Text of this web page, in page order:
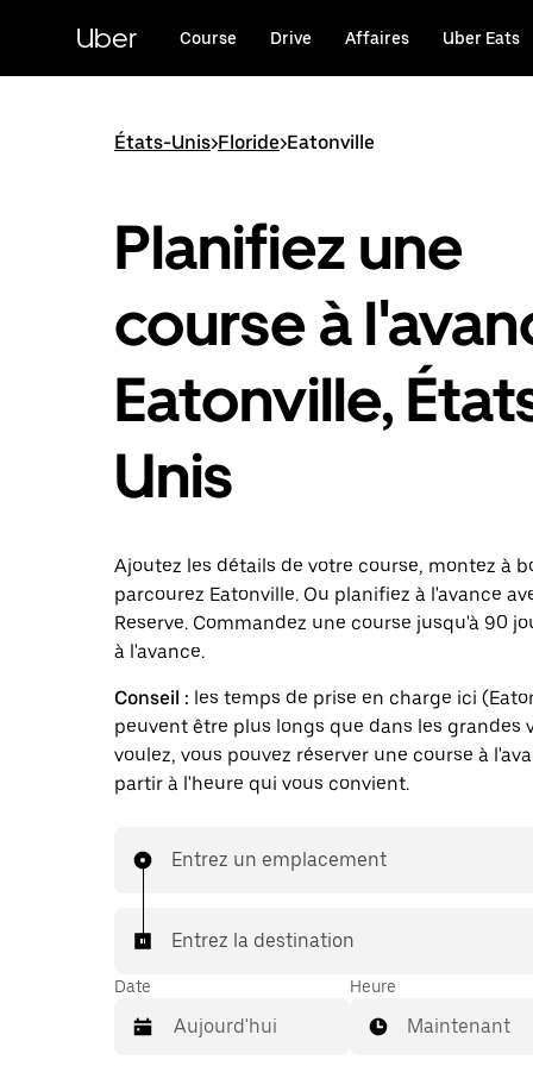
principal
Uber Course Drive Affaires Uber Eats
États-Unis>Floride>Eatonville
Planifiez une
course à
Eatonville,
Unis
Ajoutez les détails de votre course, montez à
parcourez Eatonville. Ou planifiez à l'avance
Reserve. Commandez une course jusqu'à 90
à l'avance.
Conseil : les temps de prise en charge ici
peuvent être plus longs que dans les grandes
voulez, vous pouvez réserver une course à
partir à l'heure qui vous convient.
Entrez un emplacement
Entrez la destination
Date Heure
Maintenant